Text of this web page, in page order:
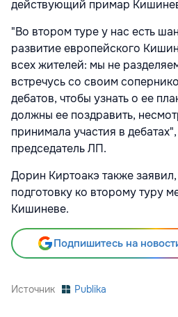
действующий примар
"Во втором туре у нас есть
развитие европейского
всех жителей: мы не
встречусь со своим
дебатов, чтобы узнать о ее
должны ее поздравить,
принимала участия в
председатель ЛП.
Дорин Киртоакэ также
подготовку ко второму туру
Кишиневе.
Подпишитесь на
Источник Publika